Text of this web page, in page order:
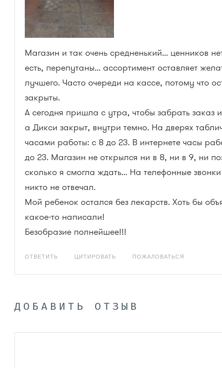
Магазин и так очень средненький... ценников
есть, перепутаны... ассортимент оставляет
лучшего. Часто очереди на кассе, потому что
закрыты.
А сегодня пришла с утра, чтобы забрать заказ
а Дикси закрыт, внутри темно. На дверях
часами работы: с 8 до 23. В интернете часы
до 23. Магазин не открылся ни в 8, ни в 9, ни
сколько я смогла ждать... На телефонные
никто не отвечал.
Мой ребенок остался без лекарств. Хоть бы
какое-то написали!
Безобразие полнейшее!!!
ОТВЕТИТЬ ЦИТИРОВАТЬ ПОЖАЛОВАТЬСЯ
ДОБАВИТЬ ОТЗЫВ